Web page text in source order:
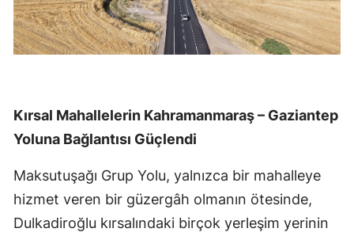
Kırsal Mahallelerin Kahramanmaraş – Gaziantep
Yoluna Bağlantısı Güçlendi
Maksutuşağı Grup Yolu, yalnızca bir mahalleye
hizmet veren bir güzergâh olmanın ötesinde,
Dulkadiroğlu kırsalındaki birçok yerleşim yerinin